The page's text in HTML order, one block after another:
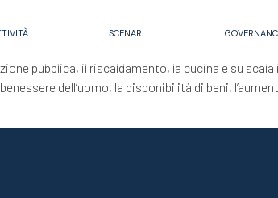
SCENARI
pubblica, il riscaldamento, la cucina e su scala
dell’uomo, la disponibilità di beni,